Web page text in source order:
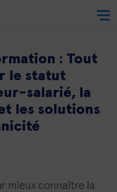
: Tout
le statut
salarié, la
les solutions
mieux connaître la